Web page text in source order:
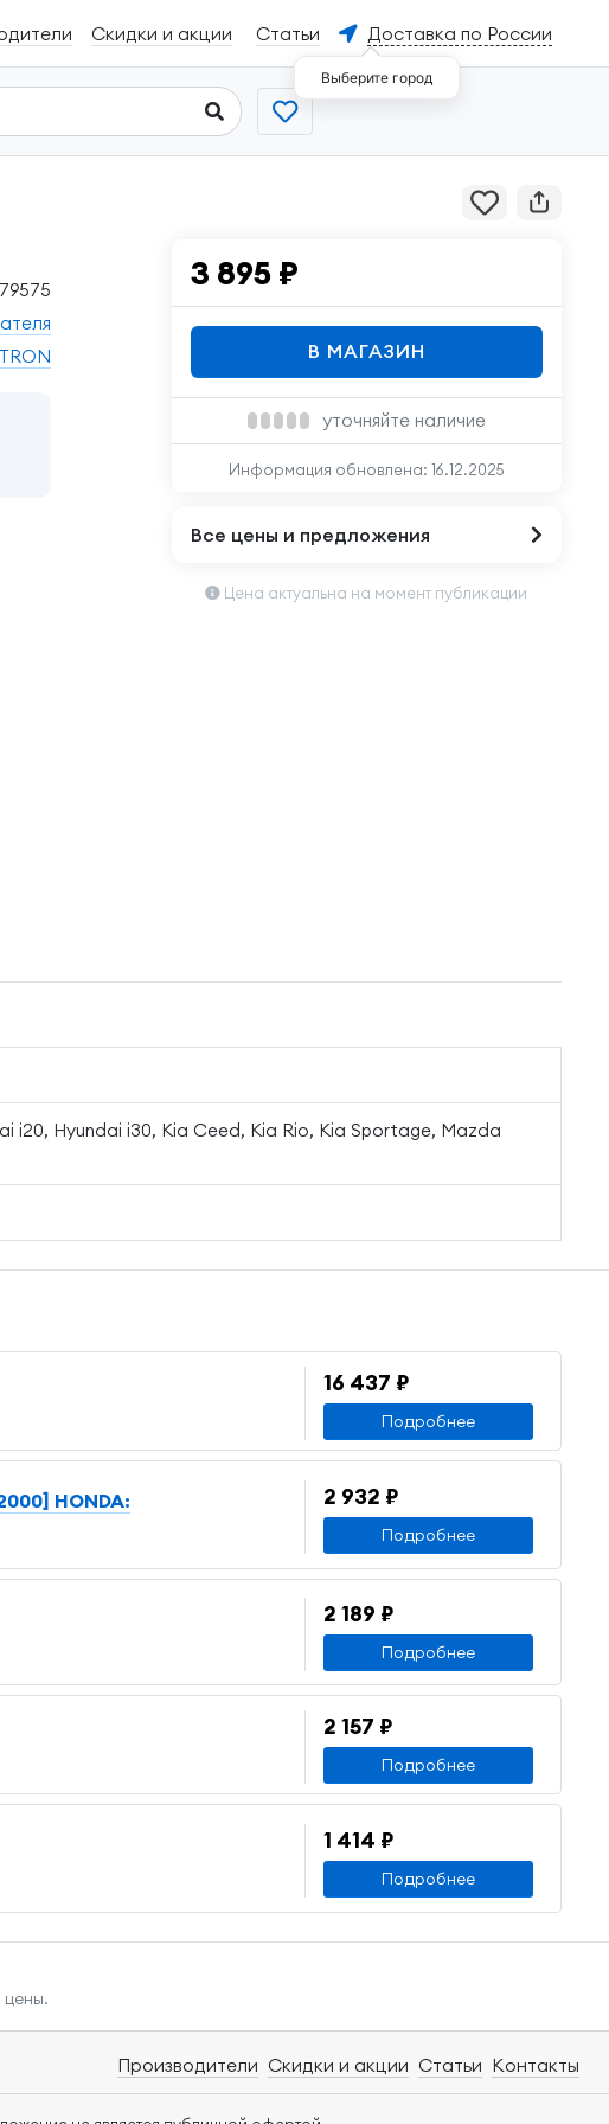
Скидки и акции Статьи Доставка по России
Выберите город
3 895 ₽
В МАГАЗИН
уточняйте наличие
Информация обновлена:16.12.2025
Все цены и предложения
Цена актуальна на момент публикации
i20, Hyundai i30, Kia Ceed, Kia Rio, Kia Sportage, Mazda
16 437 ₽
Подробнее
HONDA:
2 932 ₽
Подробнее
2 189 ₽
Подробнее
2 157 ₽
Подробнее
1 414 ₽
Подробнее
цены.
Производители Скидки и акции Статьи Контакты